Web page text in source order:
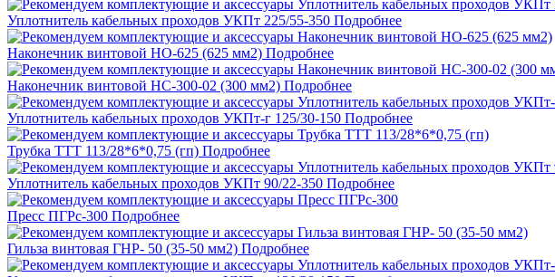
Уплотнитель кабельных проходов УКПт 225/55-350 Подробнее
Наконечник винтовой НО-625 (625 мм2) Подробнее
Наконечник винтовой НС-300-02 (300 мм2) Подробнее
Уплотнитель кабельных проходов УКПт-г 125/30-150 Подробнее
Трубка ТТТ 113/28*6*0,75 (гп) Подробнее
Уплотнитель кабельных проходов УКПт 90/22-350 Подробнее
Пресс ПГРс-300 Подробнее
Гильза винтовая ГНР- 50 (35-50 мм2) Подробнее